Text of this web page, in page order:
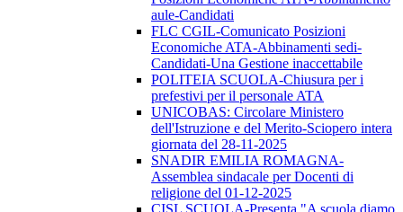
aule-Candidati
FLC CGIL-Comunicato Posizioni
Economiche ATA-Abbinamenti sedi-
Candidati-Una Gestione inaccettabile
POLITEIA SCUOLA-Chiusura per i
prefestivi per il personale ATA
UNICOBAS: Circolare Ministero
dell'Istruzione e del Merito-Sciopero intera
giornata del 28-11-2025
SNADIR EMILIA ROMAGNA-
Assemblea sindacale per Docenti di
religione del 01-12-2025